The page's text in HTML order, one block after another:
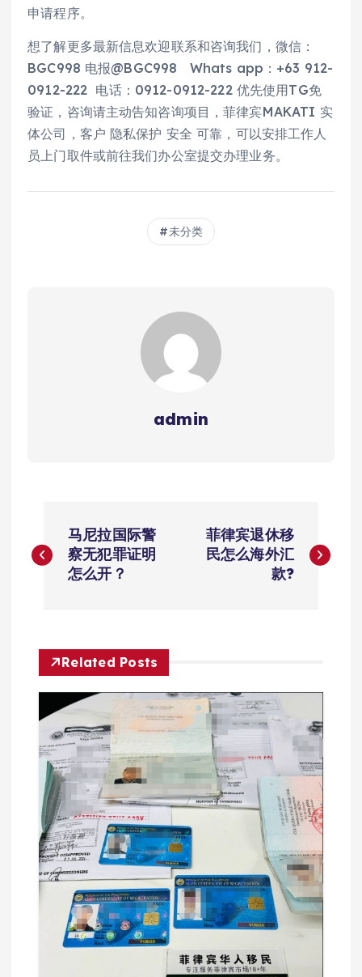
申请程序。
想了解更多最新信息欢迎联系和咨询我们，微信：
BGC998 电报@BGC998 Whats app：+63 912-
0912-222 电话：0912-0912-222 优先使用TG免
验证，咨询请主动告知咨询项目，菲律宾MAKATI 实
体公司，客户 隐私保护 安全 可靠，可以安排工作人
员上门取件或前往我们办公室提交办理业务。
未分类
admin
章
航
马尼拉国际警
察无犯罪证明
怎么开？
菲律宾退休移
民怎么海外汇
款?
Related Posts